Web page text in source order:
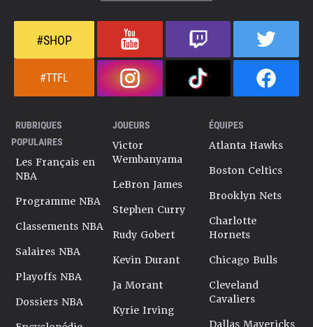
#SHOP
#TTFL
RUBRIQUES
POPULAIRES
Les Français en
NBA
Programme NBA
Classements NBA
Salaires NBA
Playoffs NBA
Dossiers NBA
JOUEURS
Victor
Wembanyama
LeBron James
Stephen Curry
Rudy Gobert
Kevin Durant
Ja Morant
Kyrie Irving
ÉQUIPES
Atlanta Hawks
Boston Celtics
Brooklyn Nets
Charlotte
Hornets
Chicago Bulls
Cleveland
Cavaliers
Dallas Mavericks